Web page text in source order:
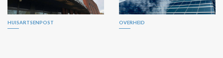
HUISARTSENPOST OVERHEID